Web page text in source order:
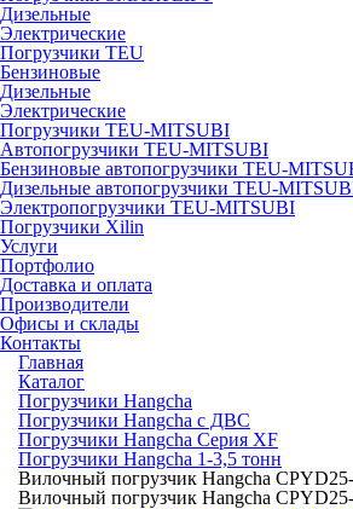
Дизельные
Электрические
Погрузчики TEU
Бензиновые
Дизельные
Электрические
Погрузчики TEU-MITSUBI
Автопогрузчики TEU-MITSUBI
Бензиновые автопогрузчики TEU-
Дизельные автопогрузчики TEU-
Электропогрузчики TEU-MITSUBI
Погрузчики Xilin
Услуги
Портфолио
Доставка и оплата
Производители
Офисы и склады
Контакты
Главная
Каталог
Погрузчики Hangcha
Погрузчики Hangcha с ДВС
Погрузчики Hangcha Серия XF
Погрузчики Hangcha 1-3,5 тонн
Вилочный погрузчик Hangcha
Вилочный погрузчик Hangcha